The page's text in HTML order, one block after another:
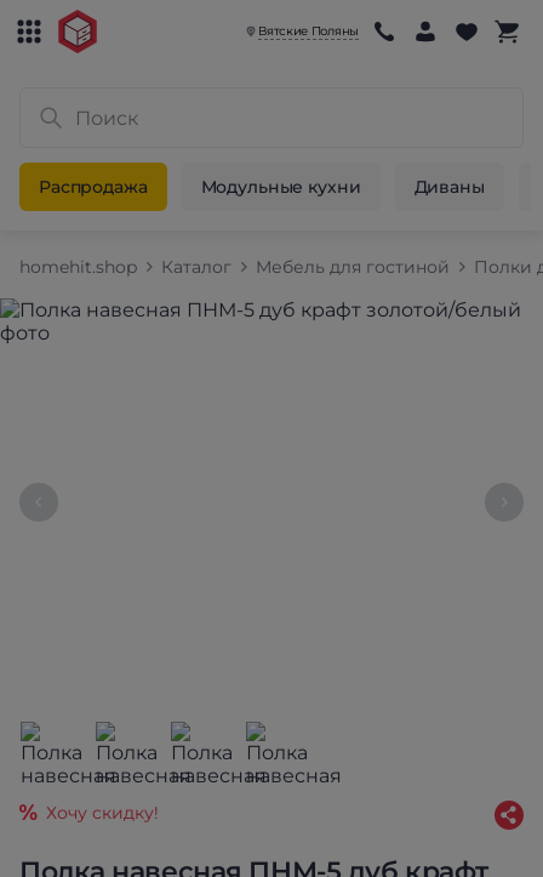
Вятские Поляны
Распродажа Модульные кухни Диваны
homehit.shop Каталог Мебель для гостиной Полки
Хочу скидку!